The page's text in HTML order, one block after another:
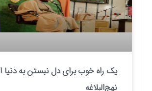
یک راه خوب برای دل نبستن به دنیا از
نهج‌البلاغه